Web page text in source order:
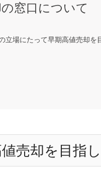
窓口について
立場にたって早期高値売却を
売却を目指